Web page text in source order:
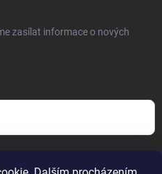
zasílat informace o nových